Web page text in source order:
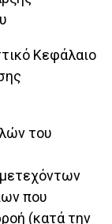
Κεφάλαιο
του
που
(κατά την